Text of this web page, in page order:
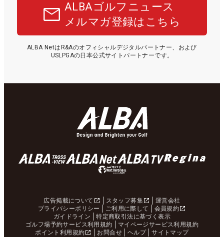
ALBAゴルフニュース
メルマガ登録はこちら
ALBA NetはR&Aのオフィシャルデジタルパートナー、および
USLPGAの日本公式サイトパートナーです。
広告掲載について スタッフ募集
運営会社
プライバシーポリシー
ご利用に際して
会員規約
ガイドライン
特定商取引法に基づく表示
ゴルフ場予約サービス利用規約
マイページサービス利用規約
ポイント利用規約
お問合せ ヘルプ サイトマップ